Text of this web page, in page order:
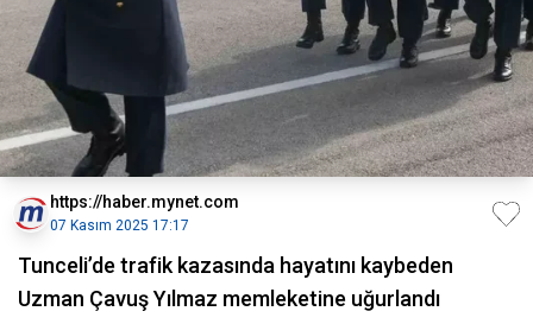
https://haber.mynet.com
07 Kasım 2025 17:17
Tunceli’de trafik kazasında hayatını kaybeden
Uzman Çavuş Yılmaz memleketine uğurlandı